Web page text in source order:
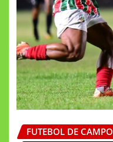
FUTEBOL DE CAMPO